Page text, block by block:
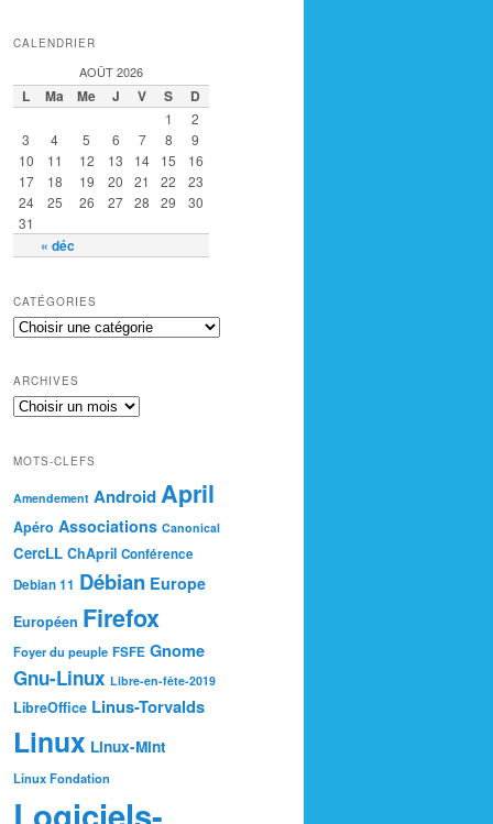
CALENDRIER
AOÛT 2026
L Ma Me J V S D
« déc
1
2
3
4 5 6 7 8
9
10
11 12 13 14 15
16
17
18 19 20 21 22
23
24
25 26 27 28 29
30
31
CATÉGORIES
ARCHIVES
MOTS-CLEFS
Amendement AndroidApril
Apéro Associations Canonical
CercLL ChApril Conférence
Debian 11 Débian Europe
Européen Firefox
Foyer du peuple FSFE Gnome
Gnu-Linux Libre-en-fête-2019
LibreOffice Linus-Torvalds
Linux Linux-Mint
Linux Fondation
Logiciels-